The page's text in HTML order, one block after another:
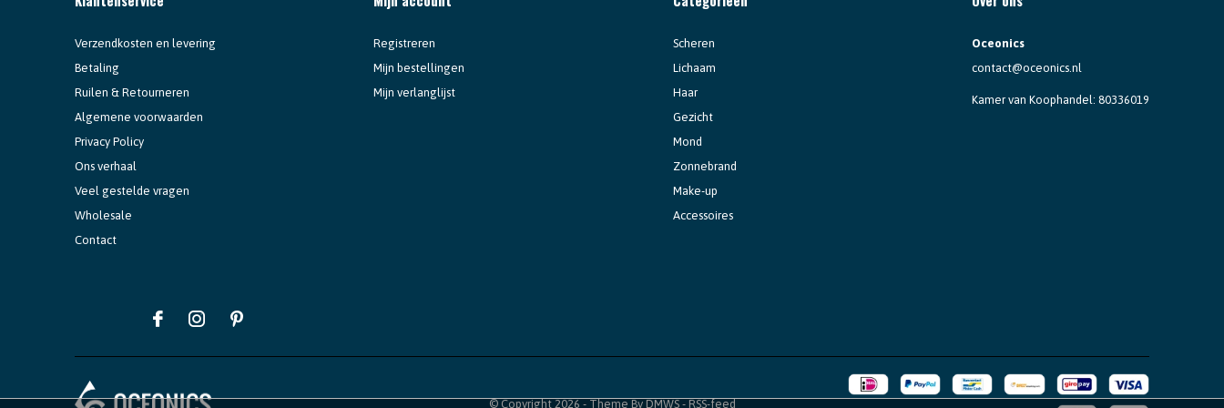
Verzendkosten en levering
Betaling
Ruilen & Retourneren
Algemene voorwaarden
Privacy Policy
Ons verhaal
Veel gestelde vragen
Wholesale
Contact
Registreren
Mijn bestellingen
Mijn verlanglijst
Scheren
Lichaam
Haar
Gezicht
Mond
Zonnebrand
Make-up
Accessoires
Oceonics
contact@oceonics.nl
Kamer van Koophandel: 80336019
© Copyright2026- Theme ByDMWS-RSS-feed